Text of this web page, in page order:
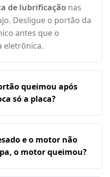
de lubrificação nas
Desligue o portão da
antes que o
eletrônica.
queimou após
só a placa?
e o motor não
o motor queimou?